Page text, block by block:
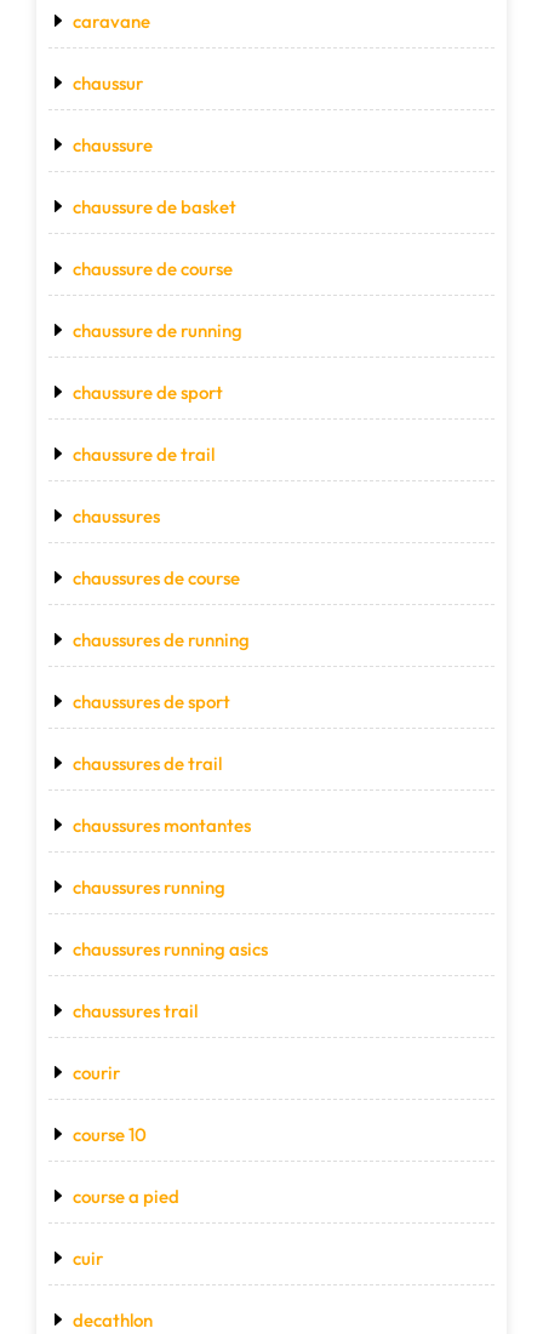
caravane
chaussur
chaussure
chaussure de basket
chaussure de course
chaussure de running
chaussure de sport
chaussure de trail
chaussures
chaussures de course
chaussures de running
chaussures de sport
chaussures de trail
chaussures montantes
chaussures running
chaussures running asics
chaussures trail
courir
course 10
course a pied
cuir
decathlon